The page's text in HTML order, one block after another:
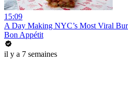
15:09
A Day Making NYC’s Most Viral
Bon Appétit
il y a 7 semaines